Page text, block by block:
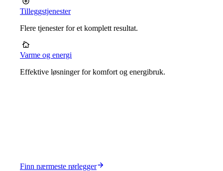
Tilleggstjenester
Flere tjenester for et komplett resultat.
Varme og energi
Effektive løsninger for komfort og energibruk.
Finn nærmeste rørlegger